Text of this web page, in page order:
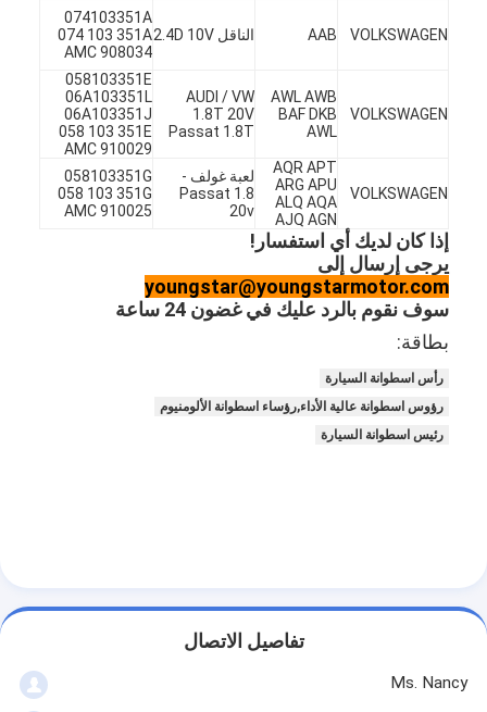
توربوتشارجير السيارة
سيارة محرك جزء
غماز صمام المحرك
VOLKSWAGEN
AAB الناقل 2.4D 10V
074103351A
074 103 351A
AMC 908034
VOLKSWAGEN
AWL AWB
BAF DKB
AWL
AUDI / VW
1.8T 20V
Passat 1.8T
058103351E
06A103351L
06A103351J
058 103 351E
AMC 910029
VOLKSWAGEN
AQR APT
ARG APU
ALQ AQA
AJQ AGN
لعبة غولف -
Passat 1.8
20v
058103351G
058 103 351G
AMC 910025
إذا كان لديك أي استفسار!
يرجى إرسال إلى
youngstar@youngstarmotor.com
سوف نقوم بالرد عليك في غضون 24 ساعة
بطاقة:
رأس اسطوانة السيارة
رؤوس اسطوانة عالية الأداء,رؤساء اسطوانة الألومنيوم
رئيس اسطوانة السيارة
تفاصيل الاتصال
Ms. Nancy